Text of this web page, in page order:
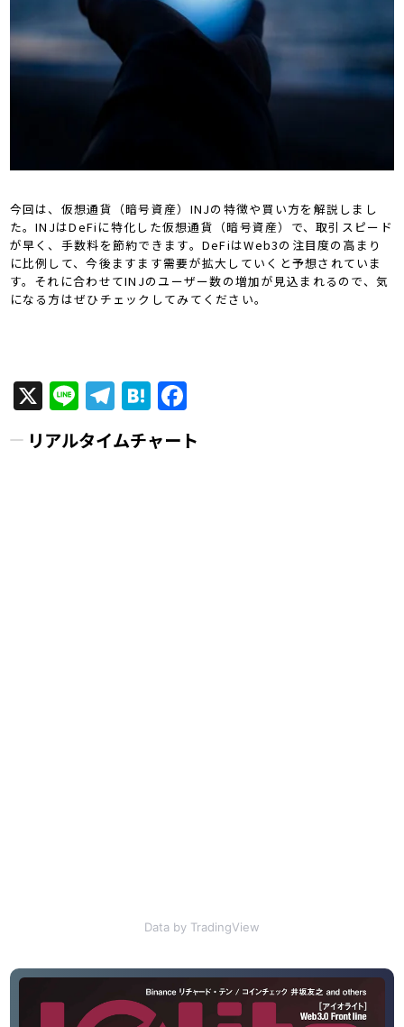
今回は、仮想通貨（暗号資産）INJの特徴や買い方を解説しまし
た。INJはDeFiに特化した仮想通貨（暗号資産）で、取引スピード
が早く、手数料を節約できます。DeFiはWeb3の注目度の高まり
に比例して、今後ますます需要が拡大していくと予想されていま
す。それに合わせてINJのユーザー数の増加が見込まれるので、気
になる方はぜひチェックしてみてください。
X LineTelegram
Hatena
Facebook
リアルタイムチャート
Data by TradingView